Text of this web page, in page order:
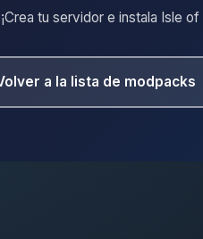
¡Crea tu servidor e instala Isle
a la lista de modpacks